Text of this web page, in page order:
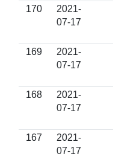
170
2021-
07-17
169
2021-
07-17
168
2021-
07-17
167
2021-
07-17